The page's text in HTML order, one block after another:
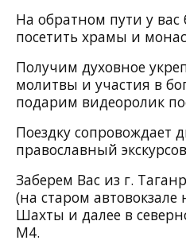
На обратном пути у вас
посетить храмы и
Получим духовное
молитвы и участия в
подарим видеоролик
Поездку
православный
Заберем Вас из г.
(на старом автовокзале
Шахты и далее в
М4.